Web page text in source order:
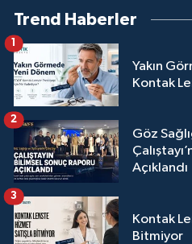
Trend Haberler
Yakın
Kontak
1
Göz
Açıklandı
2
Kontak
Bitmiyor
3